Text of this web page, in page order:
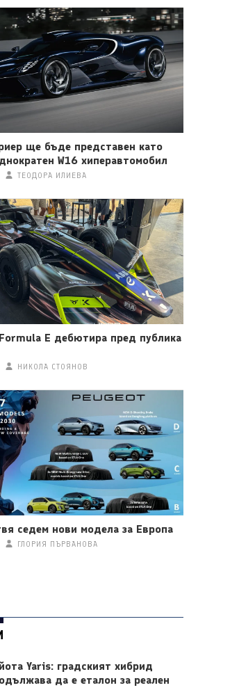
ще бъде представен като
W16 хиперавтомобил
ТЕОДОРА ИЛИЕВА
E дебютира пред публика
НИКОЛА СТОЯНОВ
седем нови модела за Европа
ГЛОРИЯ ПЪРВАНОВА
Yaris: градският хибрид
да е еталон за реален